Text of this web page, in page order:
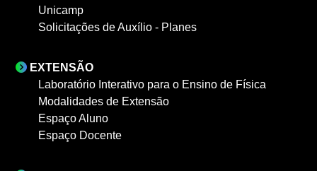
Unicamp
Solicitações de Auxílio - Planes
EXTENSÃO
Laboratório Interativo para o Ensino de Física
Modalidades de Extensão
Espaço Aluno
Espaço Docente